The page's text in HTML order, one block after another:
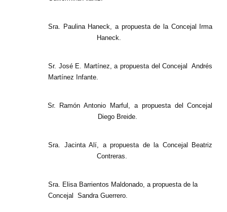
Sra. Paulina Haneck, a propuesta de la Concejal Irma
Haneck.
Sr. José E. Martínez, a propuesta del Concejal
Andrés
Martínez Infante.
Sr. Ramón Antonio Marful, a propuesta del Concejal
Diego Breide.
Sra. Jacinta Alí, a propuesta de la Concejal Beatriz
Contreras.
Sra. Elisa Barrientos Maldonado, a propuesta de la
Concejal
Sandra Guerrero.